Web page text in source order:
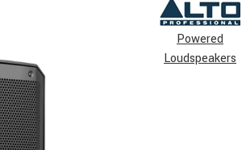
Powered
Loudspeakers